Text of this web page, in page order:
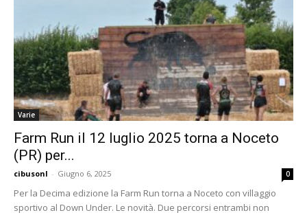
Varie
Farm Run il 12 luglio 2025 torna a Noceto
(PR) per...
cibusonl - Giugno 6, 2025 0
Per la Decima edizione la Farm Run torna a Noceto con villaggio
sportivo al Down Under. Le novità. Due percorsi entrambi non